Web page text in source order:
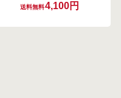
送料無料4,100円